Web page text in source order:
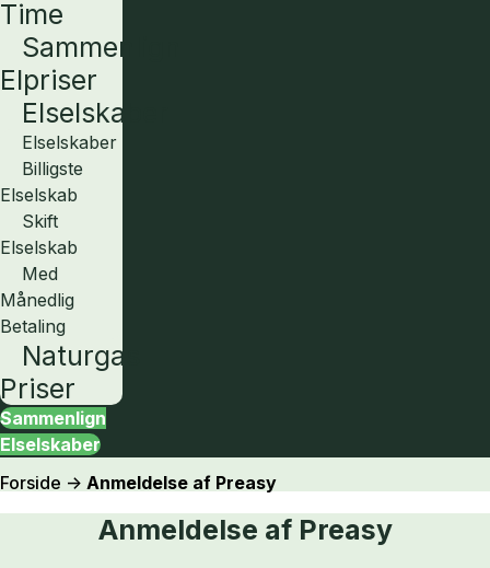
Time
Sammenlign
Elpriser
Elselskaber
Elselskaber
Billigste
Elselskab
Skift
Elselskab
Med
Månedlig
Betaling
Naturgas
Priser
Sammenlign
Elselskaber
Forside -> Anmeldelse af Preasy
Anmeldelse af Preasy